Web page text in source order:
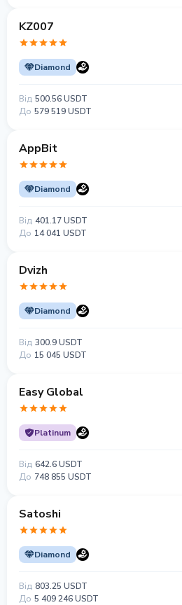
KZ007
Diamond
Від 500.56 USDT
До 579 519 USDT
AppBit
Diamond
Від 401.17 USDT
До 14 041 USDT
Dvizh
Diamond
Від 300.9 USDT
До 15 045 USDT
Easy Global
Platinum
Від 642.6 USDT
До 748 855 USDT
Satoshi
Diamond
Від 803.25 USDT
До 5 409 246 USDT